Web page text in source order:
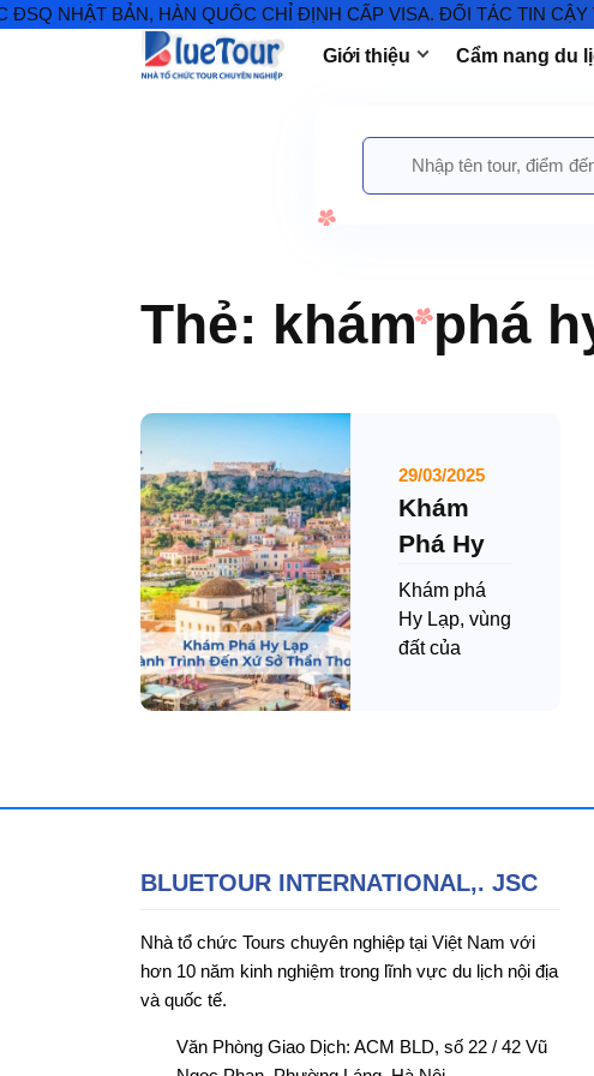
NHẬT BẢN, HÀN QUỐC CHỈ ĐỊNH CẤP VISA. ĐỐI TÁC TIN CẬY
Giới thiệu Cẩm nang du
Thẻ: khám phá
29/03/2025
Khám
Phá Hy
Lạp:
Hành
Trình
Khám phá
Hy Lạp, vùng
đất của
đối với du
khắp nơi trên
thế giới
BLUETOUR INTERNATIONAL,. JSC
Nhà tổ chức Tours chuyên nghiệp tại Việt Nam với
hơn 10 năm kinh nghiệm trong lĩnh vực du lịch nội địa
và quốc tế.
Văn Phòng Giao Dịch: ACM BLD, số 22 / 42 Vũ